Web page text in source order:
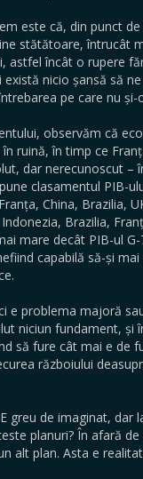
este că, din punct
stătătoare, întrucât
astfel încât o rupere
există nicio șansă să
pe care nu și-
observăm că
ruină, în timp ce
dar nerecunoscut –
clasamentul PIB-
China, Brazilia,
Brazilia,
mare decât PIB-ul
capabilă să-și
e problema majoră
niciun fundament,
să fure cât mai e de
războiului
greu de imaginat,
planuri? În afară
alt plan. Asta e